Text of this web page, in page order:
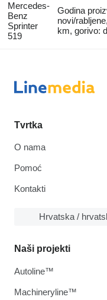
Mercedes-
Benz
Sprinter
519
Godina
novi/
km, gorivo:
Tvrtka
O nama
Pomoć
Kontakti
Hrvatska /
Naši projekti
Autoline™
Machineryline™